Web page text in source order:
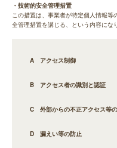
・技術的安全管理措置
この措置は、事業者が特定個人情報
全管理措置を講じる、という内容にな
A アクセス制御
B アクセス者の識別と認証
C 外部からの不正アクセス等
D 漏えい等の防止